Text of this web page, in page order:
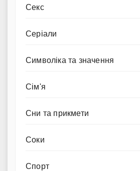
Секс
Серіали
Символіка та значення
Сім'я
Сни та прикмети
Соки
Спорт